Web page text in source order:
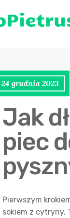
24 grudnia 2023
Jak
piec
Pierwszym
sokiem z cytryny.